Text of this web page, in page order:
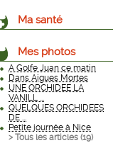
Ma santé
Mes photos
A Golfe Juan ce matin
Dans Aigues Mortes
UNE ORCHIDEE LA
VANILL ...
QUELQUES ORCHIDEES
DE ...
Petite journée à Nice
> Tous les articles (19)